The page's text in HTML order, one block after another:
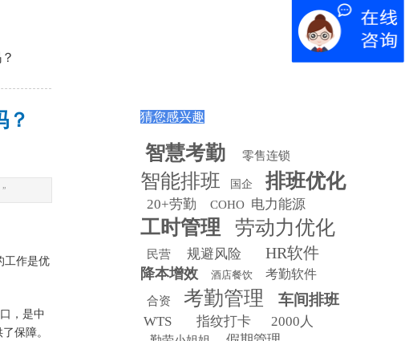
？
”
工作是优
，是中
保障。
猜您感兴趣
智慧考勤 零售连锁
智能排班 国企 排班优化
20+劳勤 COHO 电力能源
工时管理 劳动力优化
民营 规避风险 HR软件
降本增效 酒店餐饮 考勤软件
合资 考勤管理 车间排班
WTS 指纹打卡 2000人